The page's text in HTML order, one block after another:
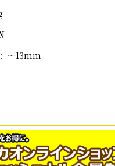
〜13mm